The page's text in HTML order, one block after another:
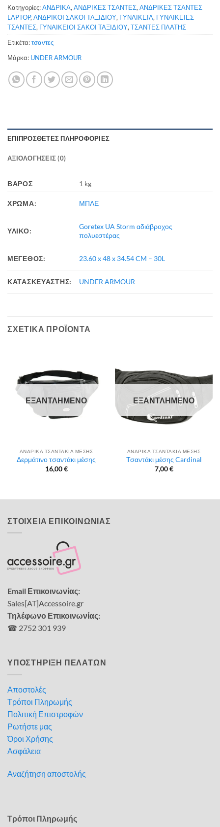
Κατηγορίες:ΑΝΔΡΙΚΑ, ΑΝΔΡΙΚΕΣ ΤΣΑΝΤΕΣ, ΑΝΔΡΙΚΕΣ ΤΣΑΝΤΕΣ
LAPTOP, ΑΝΔΡΙΚΟΙ ΣΑΚΟΙ ΤΑΞΙΔΙΟΥ, ΓΥΝΑΙΚΕΙΑ, ΓΥΝΑΙΚΕΙΕΣ
ΤΣΑΝΤΕΣ, ΓΥΝΑΙΚΕΙΟΙ ΣΑΚΟΙ ΤΑΞΙΔΙΟΥ, ΤΣΑΝΤΕΣ ΠΛΑΤΗΣ
Ετικέτα:τσαντες
Μάρκα: UNDER ARMOUR
ΕΠΙΠΡΌΣΘΕΤΕΣ ΠΛΗΡΟΦΟΡΊΕΣ
ΑΞΙΟΛΟΓΉΣΕΙΣ (0)
ΒΆΡΟΣ 1 kg
ΧΡΩΜΑ: ΜΠΛΕ
ΥΛΙΚΟ:
Goretex UA Storm αδιάβροχος
πολυεστέρας
ΜΕΓΕΘΟΣ: 23.60 x 48 x 34.54 CM – 30L
ΚΑΤΑΣΚΕΥΑΣΤΗΣ: UNDER ARMOUR
ΣΧΕΤΙΚΆ ΠΡΟΪΌΝΤΑ
ΕΞΑΝΤΛΗΜΈΝΟ
ΑΝΔΡΙΚΑ ΤΣΑΝΤΑΚΙΑ ΜΕΣΗΣ
Δερμάτινο τσαντάκι μέσης
16,00€
ΕΞΑΝΤΛΗΜΈΝΟ
ΑΝΔΡΙΚΑ ΤΣΑΝΤΑΚΙΑ ΜΕΣΗΣ
Τσαντάκι μέσης Cardinal
7,00€
ΣΤΟΙΧΕΙΑ ΕΠΙΚΟΙΝΩΝΙΑΣ
Email Επικοινωνίας:
Sales[AT]Accessoire.gr
Τηλέφωνο Επικοινωνίας:
☎ 2752 301 939
ΥΠΟΣΤΗΡΙΞΗ ΠΕΛΑΤΩΝ
Αποστολές
Τρόποι Πληρωμής
Πολιτική Επιστροφών
Ρωτήστε μας
Όροι Χρήσης
Ασφάλεια
Αναζήτηση αποστολής
Τρόποι Πληρωμής